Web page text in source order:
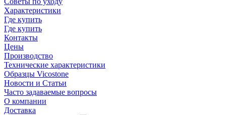
Характеристики
Где купить
Где купить
Контакты
Цены
Производство
Технические характеристики
Образцы Vicostone
Новости и Статьи
Часто задаваемые вопросы
О компании
Доставка